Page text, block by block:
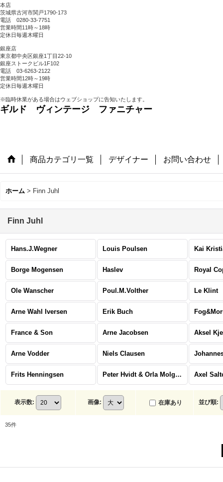
本店
茨城県古河市関戸1790-173
電話 0280-33-7751
営業時間11時～18時
定休日毎週木曜日
銀座店
東京都中央区銀座1丁目22-10
銀座ストークビル1F102
電話 03-6263-2122
営業時間12時～19時
定休日毎週木曜日
※臨時休業がある場合はウェブショップに告知いたします。
ギルド ヴィンテージ ファニチャー
商品カテゴリ一覧 デザイナー お問い合わせ
ホーム > Finn Juhl
Finn Juhl
Hans.J.Wegner Louis Poulsen Kai
Borge Mogensen Haslev Royal
Ole Wanscher Poul.M.Volther Le Klint
Arne Wahl Iversen Erik Buch
France & Son Arne Jacobsen Aksel
Arne Vodder Niels Clausen
Frits Henningsen Peter Hvidt & Orla Molgaard Nielsen Axel
表示数: 画像: 在庫あり 並び順:
35件